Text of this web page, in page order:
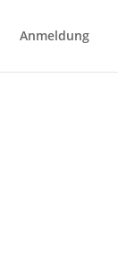
Anmeldung